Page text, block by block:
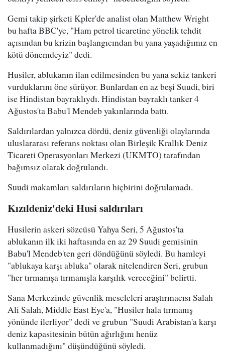
Gemi takip şirketi Kpler'de analist olan Matthew Wright
bu hafta BBC'ye, "Ham petrol ticaretine yönelik tehdit
açısından bu krizin başlangıcından bu yana yaşadığımız en
kötü dönemdeyiz" dedi.
Husiler, ablukanın ilan edilmesinden bu yana sekiz tankeri
vurduklarını öne sürüyor. Bunlardan en az beşi Suudi, biri
ise Hindistan bayraklıydı. Hindistan bayraklı tanker 4
Ağustos'ta Babu'l Mendeb yakınlarında battı.
Saldırılardan yalnızca dördü, deniz güvenliği olaylarında
uluslararası referans noktası olan Birleşik Krallık Deniz
Ticareti Operasyonları Merkezi (UKMTO) tarafından
bağımsız olarak doğrulandı.
Suudi makamları saldırıların hiçbirini doğrulamadı.
Kızıldeniz'deki Husi saldırıları
Husilerin askeri sözcüsü Yahya Seri, 5 Ağustos'ta
ablukanın ilk iki haftasında en az 29 Suudi gemisinin
Babu'l Mendeb'ten geri döndüğünü söyledi. Bu hamleyi
"ablukaya karşı abluka" olarak nitelendiren Seri, grubun
"her tırmanışa tırmanışla karşılık vereceğini" belirtti.
Sana Merkezinde güvenlik meseleleri araştırmacısı Salah
Ali Salah, Middle East Eye'a, "Husiler hala tırmanış
yönünde ilerliyor" dedi ve grubun "Suudi Arabistan'a karşı
deniz kapasitesinin bütün ağırlığını henüz
kullanmadığını" düşündüğünü söyledi.